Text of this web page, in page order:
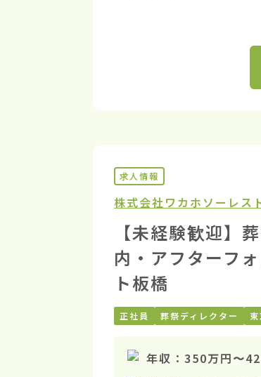
求人情報
株式会社ワカホ ソーレス
【未経験歓迎】
内・アフターフ
ト板橋
正社員 葬祭ディレクター
年収： 350万円〜